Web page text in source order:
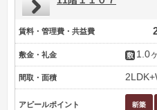
賃料・管理費・共益費
敷金・礼金 1.0
間取・面積
アピールポイント